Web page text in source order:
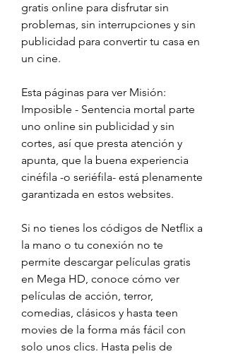
gratis online para disfrutar sin
problemas, sin interrupciones y sin
publicidad para convertir tu casa en
un cine.
Esta páginas para ver Misión:
Imposible - Sentencia mortal parte
uno online sin publicidad y sin
cortes, así que presta atención y
apunta, que la buena experiencia
cinéfila -o seriéfila- está plenamente
garantizada en estos websites.
Si no tienes los códigos de Netflix a
la mano o tu conexión no te
permite descargar películas gratis
en Mega HD, conoce cómo ver
películas de acción, terror,
comedias, clásicos y hasta teen
movies de la forma más fácil con
solo unos clics. Hasta pelis de